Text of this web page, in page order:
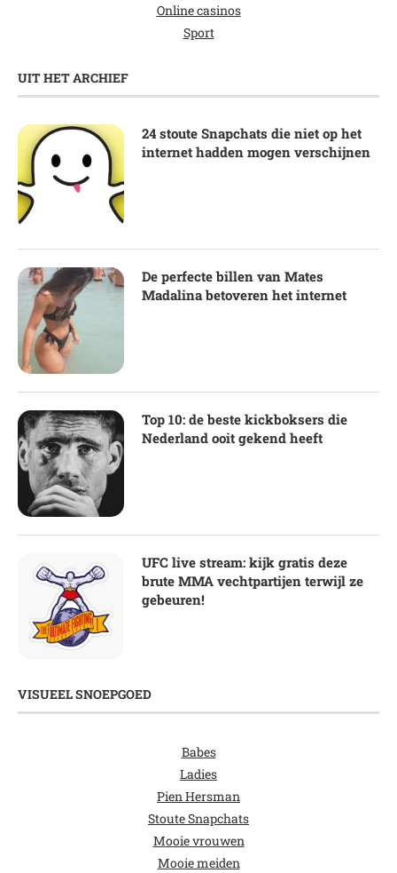
Online casinos
Sport
UIT HET ARCHIEF
24 stoute Snapchats die niet op het
internet hadden mogen verschijnen
De perfecte billen van Mates
Madalina betoveren het internet
Top 10: de beste kickboksers die
Nederland ooit gekend heeft
UFC live stream: kijk gratis deze
brute MMA vechtpartijen terwijl ze
gebeuren!
VISUEEL SNOEPGOED
Babes
Ladies
Pien Hersman
Stoute Snapchats
Mooie vrouwen
Mooie meiden